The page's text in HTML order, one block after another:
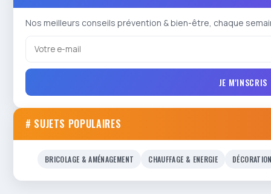
Nos meilleurs conseils prévention & bien-être, chaque
JE M'INSCRIS
# SUJETS POPULAIRES
BRICOLAGE & AMÉNAGEMENT CHAUFFAGE & ENERGIE